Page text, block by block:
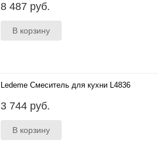
8 487 руб.
Ledeme Смеситель для кухни L4836
3 744 руб.